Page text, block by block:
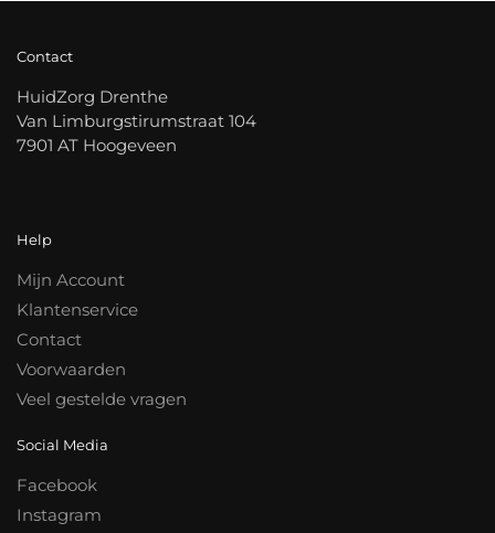
Contact
HuidZorg Drenthe
Van Limburgstirumstraat 104
7901 AT Hoogeveen
Help
Mijn Account
Klantenservice
Contact
Voorwaarden
Veel gestelde vragen
Social Media
Facebook
Instagram